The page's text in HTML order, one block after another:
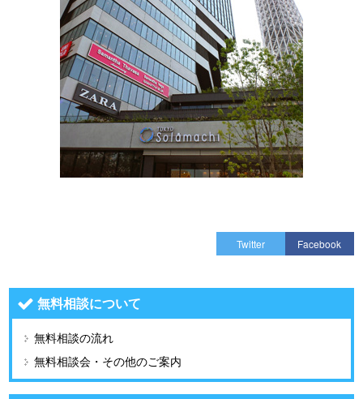
Twitter Facebook
無料相談について
無料相談の流れ
無料相談会・その他のご案内